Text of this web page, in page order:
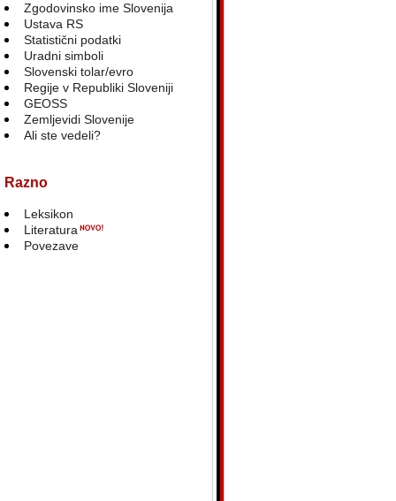
Zgodovinsko ime Slovenija
Ustava RS
Statistični podatki
Uradni simboli
Slovenski tolar/evro
Regije v Republiki Sloveniji
GEOSS
Zemljevidi Slovenije
Ali ste vedeli?
Razno
Leksikon
Literatura
Povezave